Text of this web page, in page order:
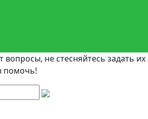
вопросы, не стесняйтесь задать их
помочь!